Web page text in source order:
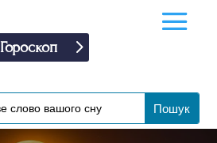
Гороскоп